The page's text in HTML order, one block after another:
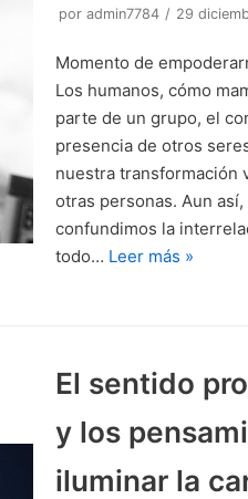
poradmin7784 29
Momento de
Los humanos, cómo
parte de un grupo, el
presencia de otros
nuestra transformación
otras personas. Aun
confundimos la
todo… Leer más »
El sentido
y los
iluminar la